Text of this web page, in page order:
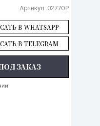
Артикул: 0277OP
В WHATSAPP
В TELEGRAM
ЗАКАЗ